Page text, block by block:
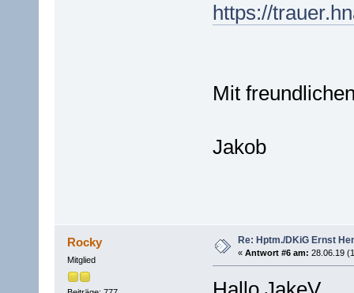
https://
Mit
Jakob
Rocky
Mitglied
Re: Hptm./DKiG Ernst
« Antwort #6 am: 28.06.19